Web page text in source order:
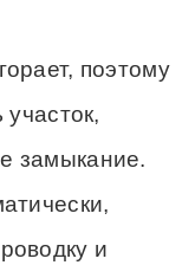
поэтому
замыкание.
и